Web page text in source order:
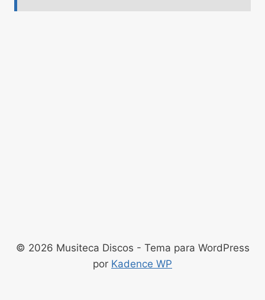
© 2026 Musiteca Discos - Tema para WordPress
por Kadence WP